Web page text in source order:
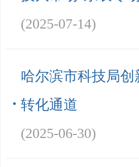
(2025-07-14)
哈尔滨市科技局创
转化通道
(2025-06-30)